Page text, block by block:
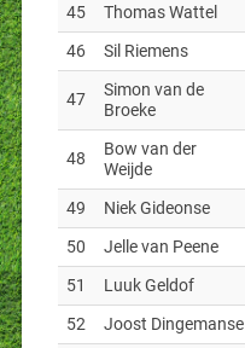
45
Thomas Wattel
46
Sil Riemens
47
Simon van de
Broeke
48
Bow van der
Weijde
49 Niek Gideonse
50
Jelle van Peene
51
Luuk Geldof
52
Joost Dingemanse